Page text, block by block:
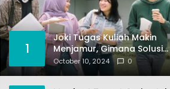
1
Joki Tugas Kuliah Makin
Menjamur, Gimana Solusi
Mencegahnya?
October 10, 2024 0